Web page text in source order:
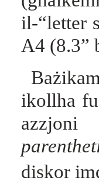
il-“letter
A4 (8.3”
ikollha
diskor